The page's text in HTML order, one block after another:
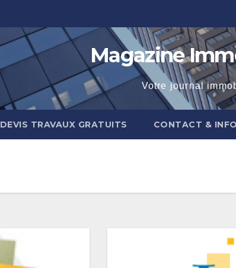
Magazine
Votre journal
DEVIS TRAVAUX GRATUITS CONTACT &